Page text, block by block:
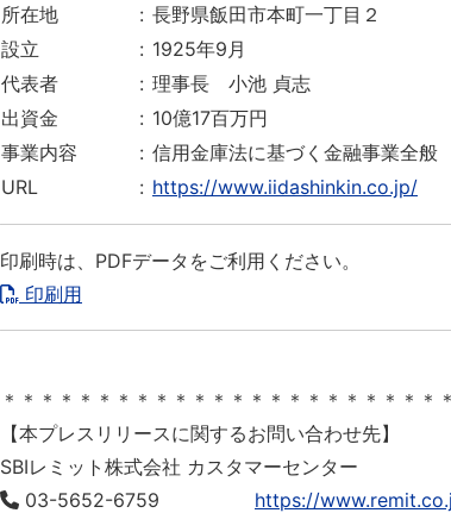
所在地
: 長野県飯田市本町一丁目２
設立
: 1925年9月
代表者
: 理事長 小池 貞志
出資金
: 10億17百万円
事業内容
: 信用金庫法に基づく金融事業全般
URL
: https://www.iidashinkin.co.jp/
印刷時は、PDFデータをご利用ください。
印刷用
＊＊＊＊＊＊＊＊＊＊＊＊＊＊＊＊＊＊＊＊＊＊
【本プレスリリースに関するお問い合わせ先】
SBIレミット株式会社 カスタマーセンター
03-5652-6759 https://